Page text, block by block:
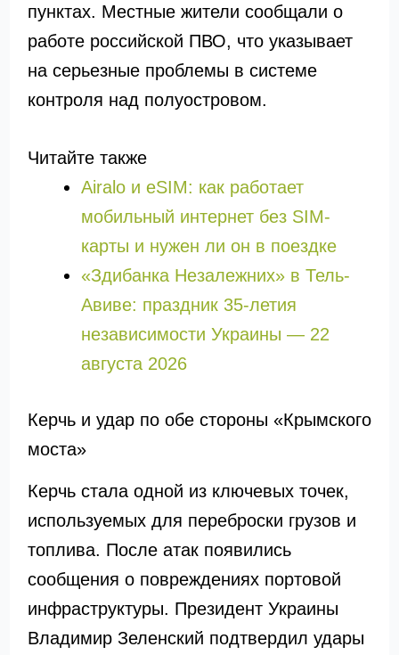
пунктах. Местные жители сообщали о
работе российской ПВО, что указывает
на серьезные проблемы в системе
контроля над полуостровом.
Читайте также
Airalo и eSIM: как работает
мобильный интернет без SIM-
карты и нужен ли он в поездке
«Здибанка Незалежних» в Тель-
Авиве: праздник 35-летия
независимости Украины — 22
августа 2026
Керчь и удар по обе стороны «Крымского
моста»
Керчь стала одной из ключевых точек,
используемых для переброски грузов и
топлива. После атак появились
сообщения о повреждениях портовой
инфраструктуры. Президент Украины
Владимир Зеленский подтвердил удары